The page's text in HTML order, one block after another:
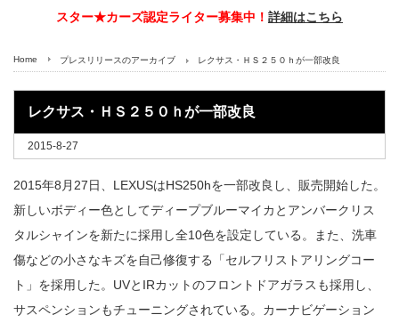
スター★カーズ認定ライター募集中！ 詳細はこちら
Home プレスリリースのアーカイブ レクサス・ＨＳ２５０ｈが一部改良
レクサス・ＨＳ２５０ｈが一部改良
2015-8-27
2015年8月27日、LEXUSはHS250hを一部改良し、販売開始した。
新しいボディー色としてディープブルーマイカとアンバークリス
タルシャインを新たに採用し全10色を設定している。また、洗車
傷などの小さなキズを自己修復する「セルフリストアリングコー
ト」を採用した。UVとIRカットのフロントドアガラスも採用し、
サスペンションもチューニングされている。カーナビゲーション